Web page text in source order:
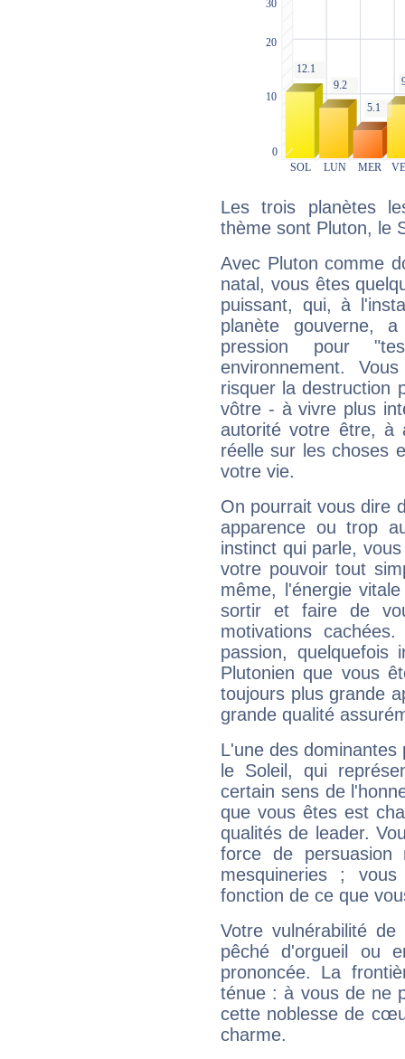
Les trois planètes
thème sont Pluton, le
Avec Pluton comme
natal, vous êtes
puissant, qui, à
planète gouverne,
pression pour
environnement.
risquer la destruction
vôtre - à vivre plus
autorité votre être, à
réelle sur les choses
votre vie.
On pourrait vous dire
apparence ou trop
instinct qui parle,
votre pouvoir tout
même, l'énergie
sortir et faire de
motivations
passion, quelquefois
Plutonien que vous
toujours plus grande
grande qualité
L'une des
le Soleil, qui
certain sens de
que vous êtes est
qualités de leader.
force de
mesquineries ;
fonction de ce que
Votre vulnérabilité
pêché d'orgueil ou
prononcée. La
ténue : à vous de ne
cette noblesse de
charme.